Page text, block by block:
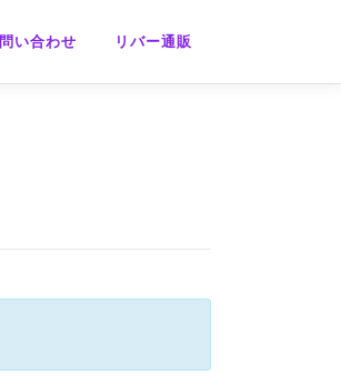
問い合わせ リバー通販